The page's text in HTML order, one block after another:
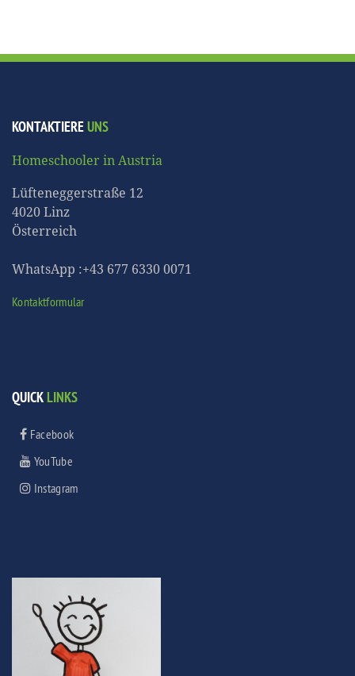
KONTAKTIEREUNS
Homeschooler in Austria
Lüfteneggerstraße 12
4020 Linz
Österreich
WhatsApp :+43 677 6330 0071
Kontaktformular
QUICKLINKS
Facebook
YouTube
Instagram